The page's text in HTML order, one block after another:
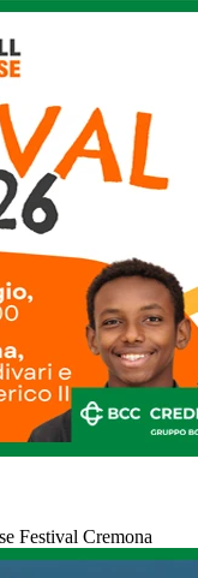
Festival Cremona